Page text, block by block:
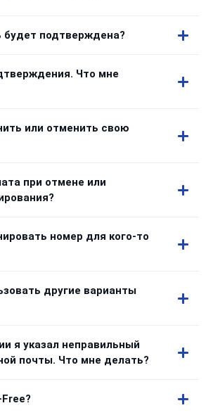
будет подтверждена?
Что мне
или отменить свою
при отмене или
номер для кого-то
другие варианты
я указал неправильный
почты. Что мне делать?